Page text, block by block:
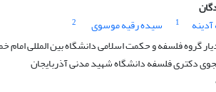
1 سیده رقیه موسوی
2
گروه فلسفه و حکمت اسلامی دانشگاه بین المللی امام
دکتری فلسفه دانشگاه شهید مدنی آذربایجان